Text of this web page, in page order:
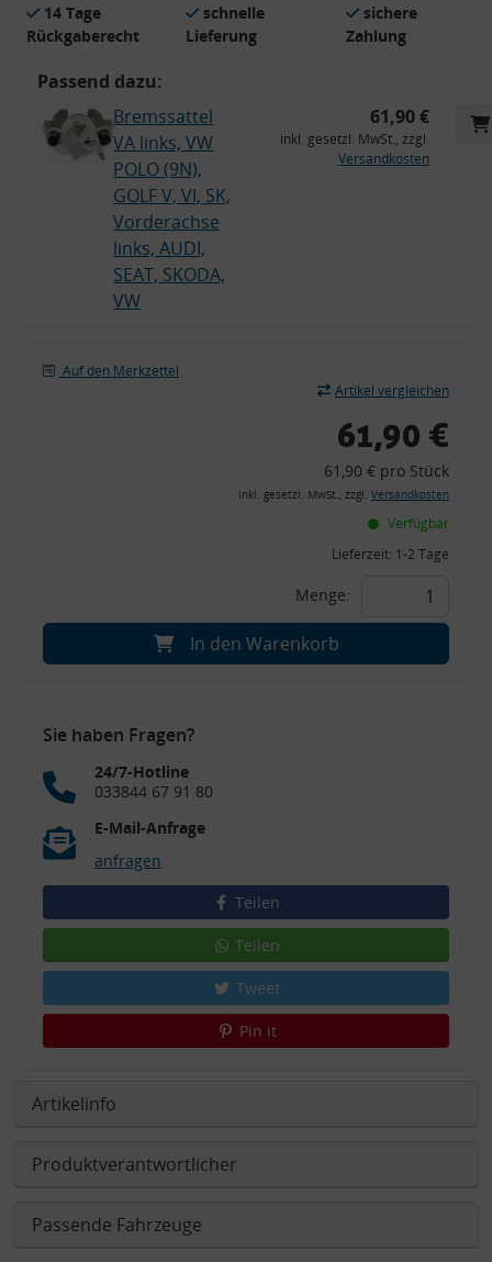
14 Tage
Rückgaberecht
schnelle
Lieferung
sichere
Zahlung
Passend dazu:
Bremssattel
VA links, VW
POLO (9N),
GOLF V, VI, SK,
Vorderachse
links, AUDI,
SEAT, SKODA,
VW
61,90 €
inkl. gesetzl. MwSt., zzgl.
Versandkosten
Auf den Merkzettel
Artikel vergleichen
61,90 €
61,90 € pro Stück
inkl. gesetzl. MwSt., zzgl. Versandkosten
Verfügbar
Lieferzeit: 1-2 Tage
Menge:
In den Warenkorb
Sie haben Fragen?
24/7-Hotline
033844 67 91 80
E-Mail-Anfrage
anfragen
Teilen
Teilen
Tweet
Pin it
Artikelinfo
Produktverantwortlicher
Passende Fahrzeuge